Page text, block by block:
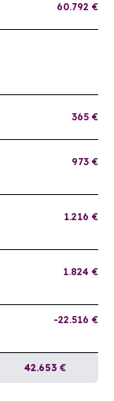
60.792 €
365 €
973 €
1.216 €
1.824 €
-22.516 €
42.653 €